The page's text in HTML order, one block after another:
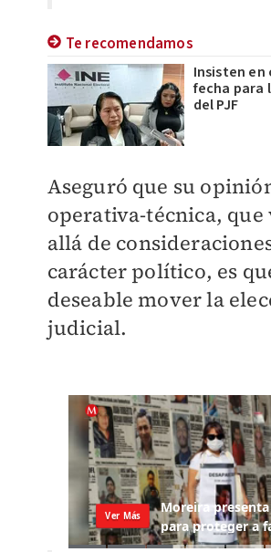
Te recomendamos
Insisten en
fecha para
del PJF
Aseguró que su
operativa-técnica, que
allá de
carácter político, es
deseable mover la
judicial.